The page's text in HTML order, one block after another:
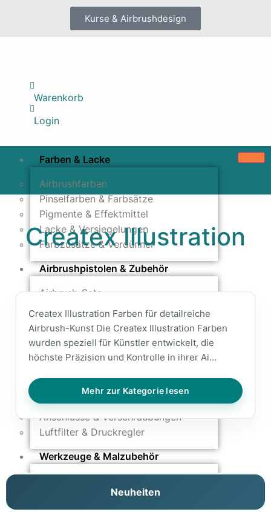
Kurse & Airbrushdesign
Warenkorb
Login
Farben & Lacke
Airbrushfarben
Pinselfarben & Farbsätze
Pigmente & Effektmittel
Lacke & Versiegelungen
Farbzusätze & Verdünner
Airbrushpistolen & Zubehör
Airbrush-Sets
Airbrush-Pistolen
Düsen & Nadeln
Ersatzteile & Tuning
Kompressoren & Lufttechnik
Kompressoren
Schläuche & Kupplungen
Anschlüsse & Verschraubungen
Luftfilter & Druckregler
Werkzeuge & Malzubehör
Pinstriping & Linienführung
Createx Illustration
Createx Illustration Farben für detailreiche
Airbrush-Kunst Die Createx Illustration Farben
wurden speziell für Künstler entwickelt, die
höchste Präzision und Kontrolle in ihrer Ai...
Mehr zur Kategorie lesen
Neuheiten